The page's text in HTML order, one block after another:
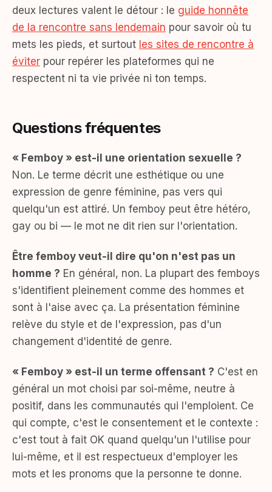
deux lectures valent le détour : le guide honnête
de la rencontre sans lendemain pour savoir où tu
mets les pieds, et surtout les sites de rencontre à
éviter pour repérer les plateformes qui ne
respectent ni ta vie privée ni ton temps.
Questions fréquentes
« Femboy » est-il une orientation sexuelle ?
Non. Le terme décrit une esthétique ou une
expression de genre féminine, pas vers qui
quelqu'un est attiré. Un femboy peut être hétéro,
gay ou bi — le mot ne dit rien sur l'orientation.
Être femboy veut-il dire qu'on n'est pas un
homme ? En général, non. La plupart des femboys
s'identifient pleinement comme des hommes et
sont à l'aise avec ça. La présentation féminine
relève du style et de l'expression, pas d'un
changement d'identité de genre.
« Femboy » est-il un terme offensant ? C'est en
général un mot choisi par soi-même, neutre à
positif, dans les communautés qui l'emploient. Ce
qui compte, c'est le consentement et le contexte :
c'est tout à fait OK quand quelqu'un l'utilise pour
lui-même, et il est respectueux d'employer les
mots et les pronoms que la personne te donne.